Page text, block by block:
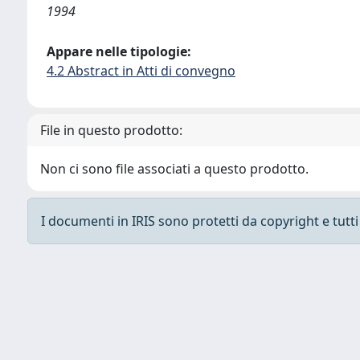
1994
Appare nelle tipologie:
4.2 Abstract in Atti di convegno
File in questo prodotto:
Non ci sono file associati a questo prodotto.
I documenti in IRIS sono protetti da copyright e